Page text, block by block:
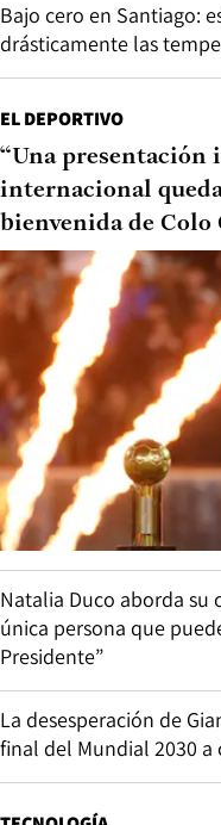
Bajo cero en Santiago:
drásticamente las
EL DEPORTIVO
“Una presentación
internacional
bienvenida de Colo
Natalia Duco aborda su
única persona que
Presidente”
La desesperación de
final del Mundial 2030 a